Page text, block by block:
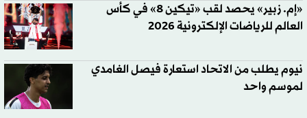
«إم. زبير» يحصد لقب «تيكين 8» في كأس
العالم للرياضات الإلكترونية 2026
نيوم يطلب من الاتحاد استعارة فيصل الغامدي
لموسم واحد